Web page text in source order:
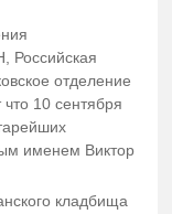
Российская
отделение
10 сентября
именем Виктор
кладбища